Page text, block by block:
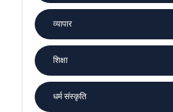
व्यापार
शिक्षा
धर्म संस्कृति